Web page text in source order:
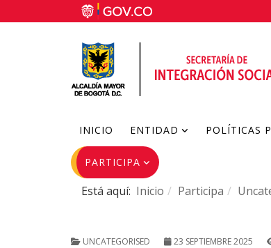
INICIO ENTIDAD POLÍTICAS
PARTICIPA
Está aquí: Inicio Participa
UNCATEGORISED 23 SEPTIEMBRE 2025